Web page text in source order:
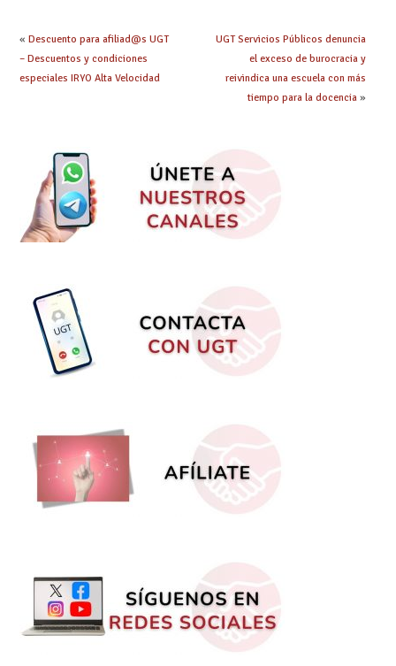
« Descuento para afiliad@s UGT
– Descuentos y condiciones
especiales IRYO Alta Velocidad
UGT Servicios Públicos denuncia
el exceso de burocracia y
reivindica una escuela con más
tiempo para la docencia»